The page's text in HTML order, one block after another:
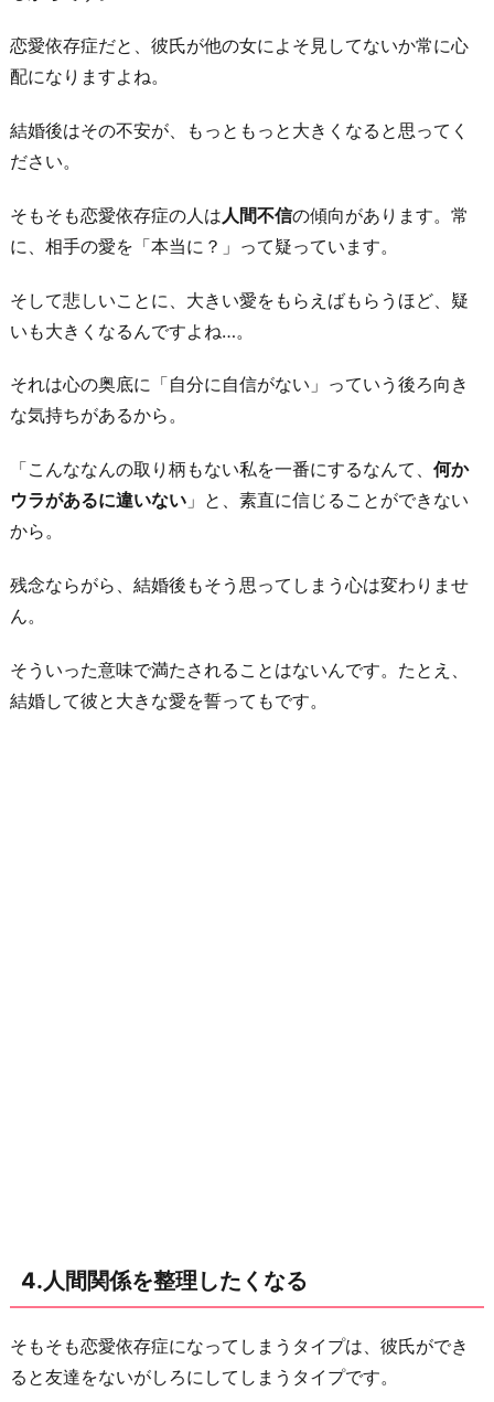
に
な
と
浮
気
し
し
ま
お
わ
り
に
恋愛依存症だと、彼氏が他の女によそ見してないか常に心
配になりますよね。
結婚後はその不安が、もっともっと大きくなると思ってく
ださい。
そもそも恋愛依存症の人は 人間不信の傾向があります。常
に、相手の愛を「本当に？」って疑っています。
そして悲しいことに、大きい愛をもらえばもらうほど、疑
いも大きくなるんですよね…。
それは心の奥底に「自分に自信がない」っていう後ろ向き
な気持ちがあるから。
「こんななんの取り柄もない私を一番にするなんて、 何か
ウラがあるに違いない 」と、素直に信じることができない
から。
残念ならがら、結婚後もそう思ってしまう心は変わりませ
ん。
そういった意味で満たされることはないんです。たとえ、
結婚して彼と大きな愛を誓ってもです。
4.人間関係を整理したくなる
そもそも恋愛依存症になってしまうタイプは、彼氏ができ
ると友達をないがしろにしてしまうタイプです。